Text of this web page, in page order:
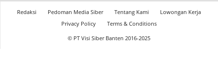
Redaksi Pedoman Media Siber Tentang Kami
Lowongan Kerja
Privacy Policy
Terms & Conditions
© PT Visi Siber Banten 2016-2025